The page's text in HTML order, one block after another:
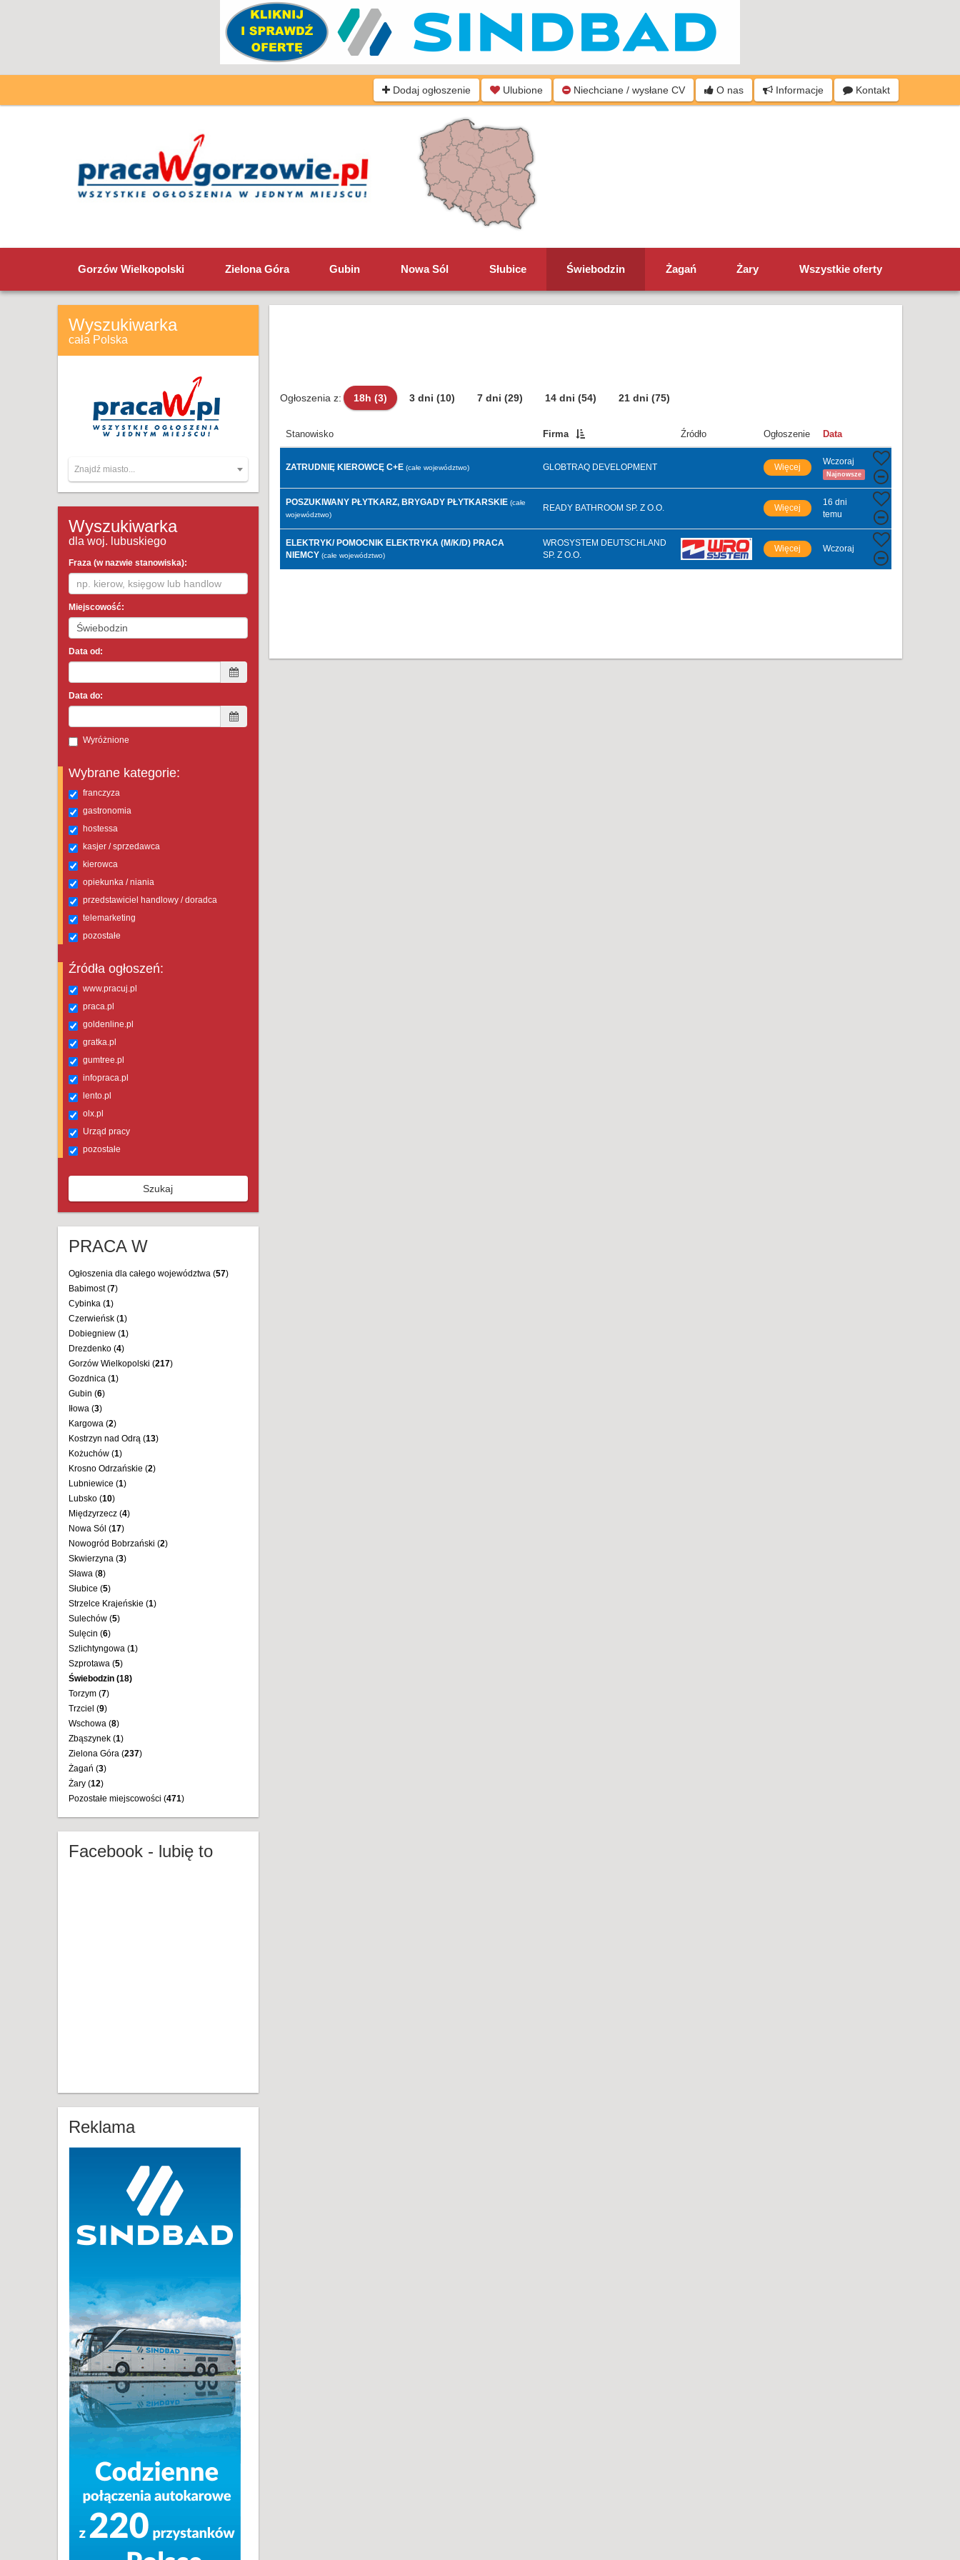
Dodaj ogłoszenie Ulubione Niechciane / wysłane CV O nas Informacje Kontakt
Gorzów Wielkopolski Zielona Góra Gubin Nowa Sól Słubice Świebodzin Żagań Żary Wszystkie oferty
Wyszukiwarka
cała Polska
Znajdź miasto...
Wyszukiwarka
dla woj. lubuskiego
Fraza (w nazwie stanowiska):
Miejscowość:
Data od:
Data do:
Wyróżnione
Wybrane kategorie:
franczyza
gastronomia
hostessa
kasjer / sprzedawca
kierowca
opiekunka / niania
przedstawiciel handlowy / doradca
telemarketing
pozostałe
Źródła ogłoszeń:
www.pracuj.pl
praca.pl
goldenline.pl
gratka.pl
gumtree.pl
infopraca.pl
lento.pl
olx.pl
Urząd pracy
pozostałe
Szukaj
PRACA W
Ogłoszenia dla całego województwa (57)
Babimost (7)
Cybinka (1)
Czerwieńsk (1)
Dobiegniew (1)
Drezdenko (4)
Gorzów Wielkopolski (217)
Gozdnica (1)
Gubin (6)
Iłowa (3)
Kargowa (2)
Kostrzyn nad Odrą (13)
Kożuchów (1)
Krosno Odrzańskie (2)
Lubniewice (1)
Lubsko (10)
Międzyrzecz (4)
Nowa Sól (17)
Nowogród Bobrzański (2)
Skwierzyna (3)
Sława (8)
Słubice (5)
Strzelce Krajeńskie (1)
Sulechów (5)
Sulęcin (6)
Szlichtyngowa (1)
Szprotawa (5)
Świebodzin (18)
Torzym (7)
Trzciel (9)
Wschowa (8)
Zbąszynek (1)
Zielona Góra (237)
Żagań (3)
Żary (12)
Pozostałe miejscowości (471)
Facebook - lubię to
Reklama
Ogłoszenia z: 18h (3) 3 dni (10) 7 dni (29) 14 dni (54) 21 dni (75)
Stanowisko Firma Źródło Ogłoszenie Data
ZATRUDNIĘ KIEROWCĘ C+E (całe województwo) GLOBTRAQ DEVELOPMENT Więcej
Wczoraj
Najnowsze
POSZUKIWANY PŁYTKARZ, BRYGADY PŁYTKARSKIE (całe
województwo)
READY BATHROOM SP. Z O.O. Więcej
16 dni
temu
ELEKTRYK/ POMOCNIK ELEKTRYKA (M/K/D) PRACA
NIEMCY (całe województwo)
WROSYSTEM DEUTSCHLAND
SP. Z O.O.
Więcej Wczoraj